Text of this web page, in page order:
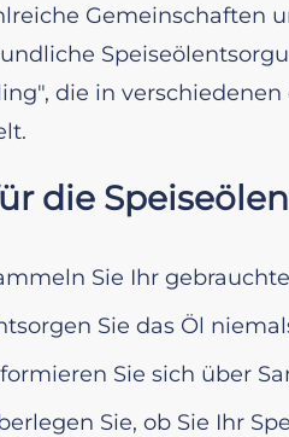
Gemeinschaften
die in
die
Sie Ihr
Sie das Öl
Sie sich über
Sie, ob Sie Ihr